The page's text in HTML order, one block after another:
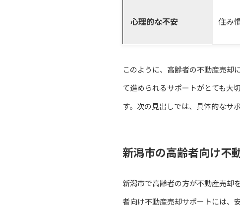
心理的な不安 住み
このように、高齢者の不動産売却
て進められるサポートがとても大
す。次の見出しでは、具体的なサ
新潟市の高齢者向け不
新潟市で高齢者の方が不動産売却
者向け不動産売却サポートには、